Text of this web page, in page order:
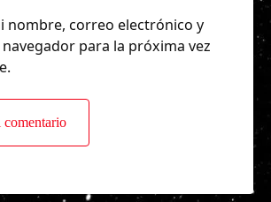
nombre, correo electrónico y
para la próxima vez